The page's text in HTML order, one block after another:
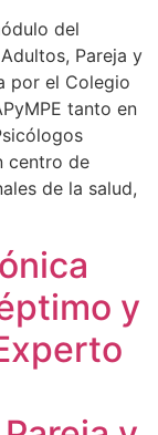
del
Pareja y
por el Colegio
tanto en
centro de
de la salud,
y